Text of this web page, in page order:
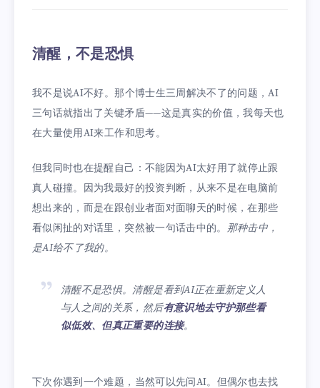
清醒，不是恐惧
我不是说AI不好。那个博士生三周解决不了的问题，AI
三句话就指出了关键矛盾——这是真实的价值，我每天也
在大量使用AI来工作和思考。
但我同时也在提醒自己：不能因为AI太好用了就停止跟
真人碰撞。因为我最好的投资判断，从来不是在电脑前
想出来的，而是在跟创业者面对面聊天的时候，在那些
看似闲扯的对话里，突然被一句话击中的。 那种击中，
是AI给不了我的。
清醒不是恐惧。清醒是看到AI正在重新定义人
与人之间的关系，然后有意识地去守护那些看
似低效、但真正重要的连接。
下次你遇到一个难题，当然可以先问AI。但偶尔也去找